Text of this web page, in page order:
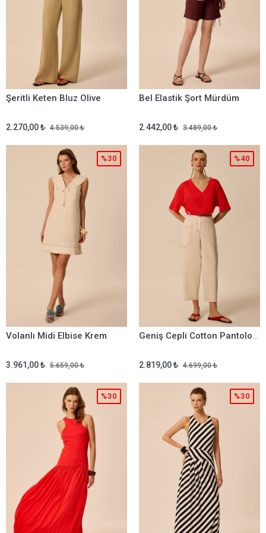
Şeritli Keten Bluz Olive
2.270,00 ₺ 4.539,00 ₺
Bel Elastik Şort Mürdüm
2.442,00 ₺ 3.489,00 ₺
Volanlı Midi Elbise Krem
3.961,00 ₺ 5.659,00 ₺
%30
Geniş Cepli Cotton Pantolon Krem
2.819,00 ₺ 4.699,00 ₺
%40
%30 %30